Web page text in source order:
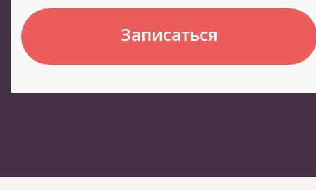
Записаться